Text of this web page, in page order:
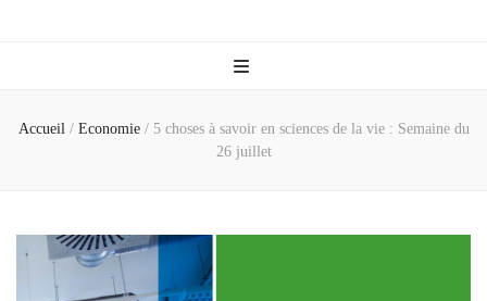
Accueil / Economie / 5 choses à savoir en sciences de la vie : Semaine du
26 juillet